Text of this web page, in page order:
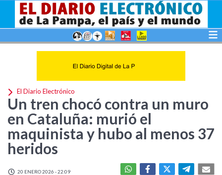
El Diario Electrónico
Un tren chocó contra un muro
en Cataluña: murió el
maquinista y hubo al menos 37
heridos
20 ENERO 2026 - 22:09